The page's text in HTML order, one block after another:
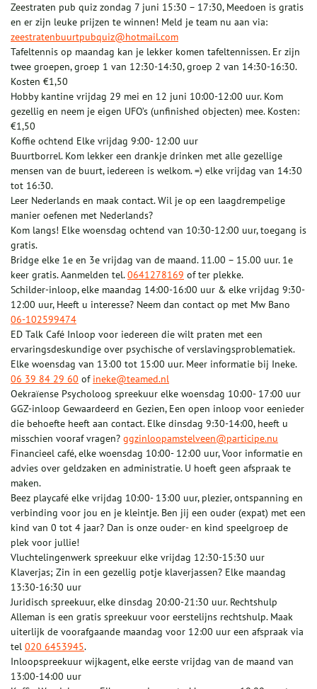
Zeestraten pub quiz zondag 7 juni 15:30 – 17:30, Meedoen is gratis
en er zijn leuke prijzen te winnen! Meld je team nu aan via:
zeestratenbuurtpubquiz@hotmail.com
Tafeltennis op maandag kan je lekker komen tafeltennissen. Er zijn
twee groepen, groep 1 van 12:30-14:30, groep 2 van 14:30-16:30.
Kosten €1,50
Hobby kantine vrijdag 29 mei en 12 juni 10:00-12:00 uur. Kom
gezellig en neem je eigen UFO’s (unfinished objecten) mee. Kosten:
€1,50
Koffie ochtend Elke vrijdag 9:00- 12:00 uur
Buurtborrel. Kom lekker een drankje drinken met alle gezellige
mensen van de buurt, iedereen is welkom. =) elke vrijdag van 14:30
tot 16:30.
Leer Nederlands en maak contact. Wil je op een laagdrempelige
manier oefenen met Nederlands?
Kom langs! Elke woensdag ochtend van 10:30-12:00 uur, toegang is
gratis.
Bridge elke 1e en 3e vrijdag van de maand. 11.00 – 15.00 uur. 1e
keer gratis. Aanmelden tel.0641278169 of ter plekke.
Schilder-inloop, elke maandag 14:00-16:00 uur & elke vrijdag 9:30-
12:00 uur, Heeft u interesse? Neem dan contact op met Mw Bano
06-102599474
ED Talk Café Inloop voor iedereen die wilt praten met een
ervaringsdeskundige over psychische of verslavingsproblematiek.
Elke woensdag van 13:00 tot 15:00 uur. Meer informatie bij Ineke.
06 39 84 29 60 of ineke@teamed.nl
Oekraïense Psycholoog spreekuur elke woensdag 10:00- 17:00 uur
GGZ-inloop Gewaardeerd en Gezien, Een open inloop voor eenieder
die behoefte heeft aan contact. Elke dinsdag 9:30-14:00, heeft u
misschien vooraf vragen? ggzinloopamstelveen@participe.nu
Financieel café, elke woensdag 10:00- 12:00 uur, Voor informatie en
advies over geldzaken en administratie. U hoeft geen afspraak te
maken.
Beez playcafé elke vrijdag 10:00- 13:00 uur, plezier, ontspanning en
verbinding voor jou en je kleintje. Ben jij een ouder (expat) met een
kind van 0 tot 4 jaar? Dan is onze ouder- en kind speelgroep de
plek voor jullie!
Vluchtelingenwerk spreekuur elke vrijdag 12:30-15:30 uur
Klaverjas; Zin in een gezellig potje klaverjassen? Elke maandag
13:30-16:30 uur
Juridisch spreekuur, elke dinsdag 20:00-21:30 uur. Rechtshulp
Alleman is een gratis spreekuur voor eerstelijns rechtshulp. Maak
uiterlijk de voorafgaande maandag voor 12:00 uur een afspraak via
tel 020 6453945.
Inloopspreekuur wijkagent, elke eerste vrijdag van de maand van
13:00-14:00 uur